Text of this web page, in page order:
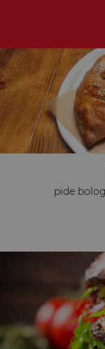
pide